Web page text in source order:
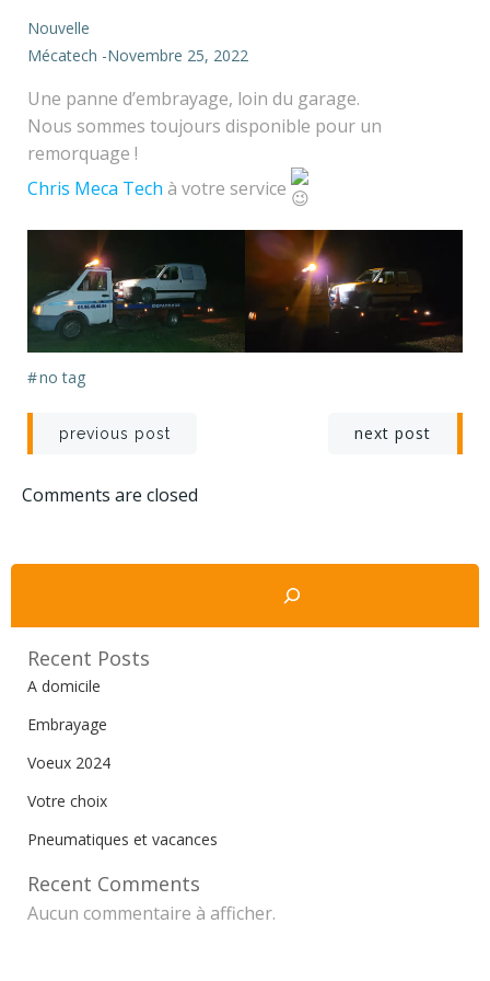
Nouvelle
Mécatech -Novembre 25, 2022
Une panne d’embrayage, loin du garage.
Nous sommes toujours disponible pour un
remorquage !
Chris Meca Tech à votre service
#no tag
Navigation
de
previous post
Navigation
next post
Comments are closed
Rechercher
Recent Posts
A domicile
Embrayage
Voeux 2024
Votre choix
Pneumatiques et vacances
Recent Comments
Aucun commentaire à afficher.